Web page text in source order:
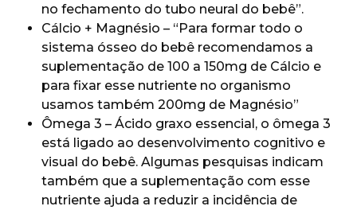
no fechamento do tubo neural do bebê”.
Cálcio + Magnésio – “Para formar todo o
sistema ósseo do bebê recomendamos a
suplementação de 100 a 150mg de Cálcio e
para fixar esse nutriente no organismo
usamos também 200mg de Magnésio”
Ômega 3 – Ácido graxo essencial, o ômega 3
está ligado ao desenvolvimento cognitivo e
visual do bebê. Algumas pesquisas indicam
também que a suplementação com esse
nutriente ajuda a reduzir a incidência de